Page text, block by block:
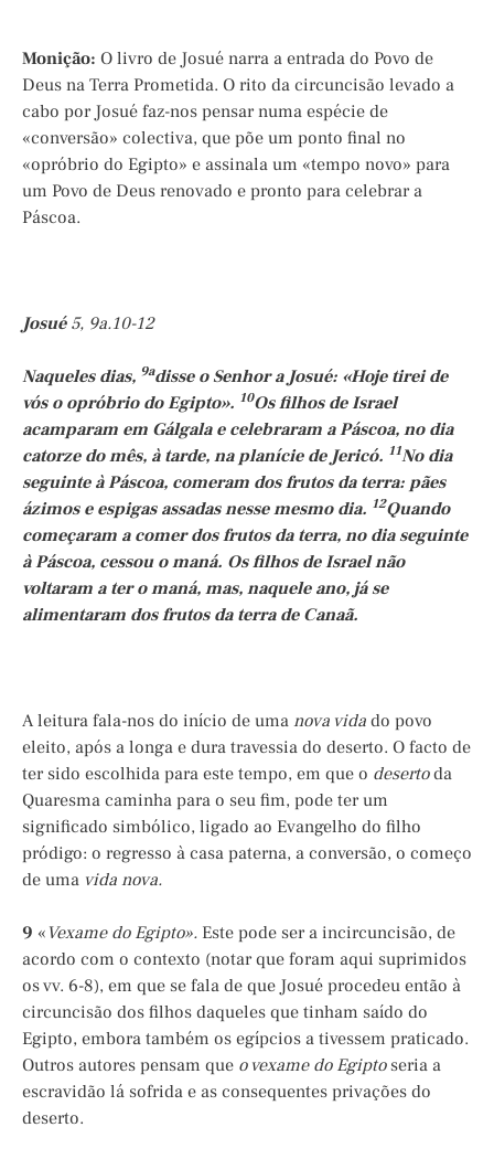
Monição: O livro de Josué narra a entrada do Povo de
Deus na Terra Prometida. O rito da circuncisão levado a
cabo por Josué faz-nos pensar numa espécie de
«conversão» colectiva, que põe um ponto final no
«opróbrio do Egipto» e assinala um «tempo novo» para
um Povo de Deus renovado e pronto para celebrar a
Páscoa.
Josué5, 9a.10-12
Naqueles dias, 9adisse o Senhor a Josué: «Hoje tirei de
vós o opróbrio do Egipto». 10Os filhos de Israel
acamparam em Gálgala e celebraram a Páscoa, no dia
catorze do mês, à tarde, na planície de Jericó. 11No dia
seguinte à Páscoa, comeram dos frutos da terra: pães
ázimos e espigas assadas nesse mesmo dia. 12Quando
começaram a comer dos frutos da terra, no dia seguinte
à Páscoa, cessou o maná. Os filhos de Israel não
voltaram a ter o maná, mas, naquele ano, já se
alimentaram dos frutos da terra de Canaã.
A leitura fala-nos do início de uma nova vida do povo
eleito, após a longa e dura travessia do deserto. O facto de
ter sido escolhida para este tempo, em que o desertoda
Quaresma caminha para o seu fim, pode ter um
significado simbólico, ligado ao Evangelho do filho
pródigo: o regresso à casa paterna, a conversão, o começo
de uma vida nova.
9 «Vexame do Egipto». Este pode ser a incircuncisão, de
acordo com o contexto (notar que foram aqui suprimidos
os vv. 6-8), em que se fala de que Josué procedeu então à
circuncisão dos filhos daqueles que tinham saído do
Egipto, embora também os egípcios a tivessem praticado.
Outros autores pensam que o vexame do Egiptoseria a
escravidão lá sofrida e as consequentes privações do
deserto.